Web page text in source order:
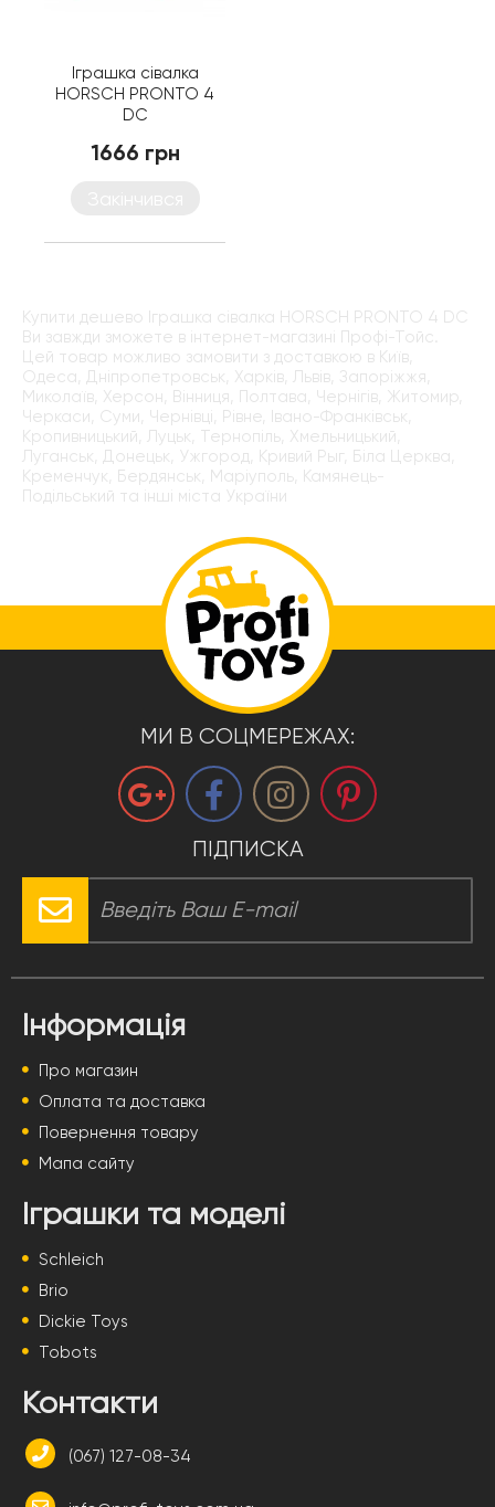
Іграшка сівалка
HORSCH PRONTO 4
DC
1666 грн
Купити дешево Іграшка сівалка HORSCH PRONTO 4 DC
Ви завжди зможете в інтернет-магазині Профі-Тойс.
Цей товар можливо замовити з доставкою в Київ,
Одеса, Дніпропетровськ, Харків, Львів, Запоріжжя,
Миколаїв, Херсон, Вінниця, Полтава, Чернігів, Житомир,
Черкаси, Суми, Чернівці, Рівне, Івано-Франківськ,
Кропивницький, Луцьк, Тернопіль, Хмельницький,
Луганськ, Донецьк, Ужгород, Кривий Рыг, Біла Церква,
Кременчук, Бердянськ, Маріуполь, Камянець-
Подільський та інші міста України
МИ В СОЦМЕРЕЖАХ:
ПІДПИСКА
Інформація
Про магазин
Оплата та доставка
Повернення товару
Мапа сайту
Іграшки та моделі
Schleich
Brio
Dickie Toys
Tobots
Контакти
(067) 127-08-34